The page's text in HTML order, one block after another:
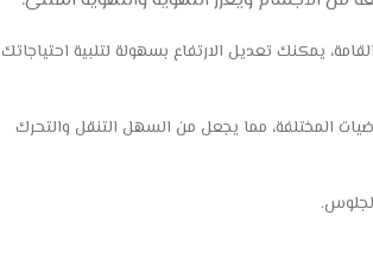
يمكنك تعديل الارتفاع بسهولة لتلبية احتياجاتك
المختلفة، مما يجعل من السهل التنقل والتحرك